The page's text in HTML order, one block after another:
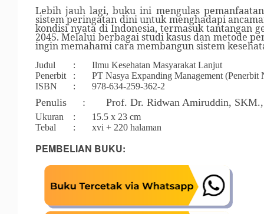
Lebih jauh lagi, buku ini mengulas
sistem peringatan dini untuk menghadapi
kondisi nyata di Indonesia, termasuk tantangan
2045. Melalui berbagai studi kasus dan metode
ingin memahami cara membangun sistem
Judul :
Ilmu Kesehatan Masyarakat Lanjut
Penerbit
:
PT Nasya Expanding Management (Penerbit
ISBN
: 978-634-259-362-2
Penulis : Prof. Dr. Ridwan Amiruddin,
Ukuran :
15.5 x 23 cm
Tebal
:
	xvi
+ 220 halaman
PEMBELIAN BUKU: